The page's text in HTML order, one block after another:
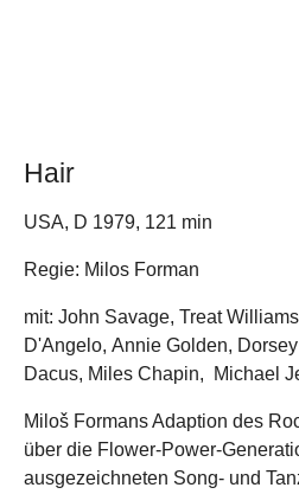
Hair
USA, D 1979, 121 min
Regie: Milos Forman
mit: John Savage, Treat
D'Angelo, Annie Golden,
Dacus, Miles Chapin, Michael
Miloš Formans Adaption des
über die Flower-Power-
ausgezeichneten Song- und